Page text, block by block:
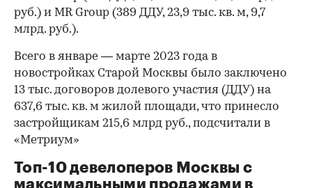
руб.) и MR Group (389 ДДУ, 23,9 тыс. кв. м, 9,7
млрд. руб.).
Всего в январе — марте 2023 года в
новостройках Старой Москвы было заключено
13 тыс. договоров долевого участия (ДДУ) на
637,6 тыс. кв. м жилой площади, что принесло
застройщикам 215,6 млрд руб., подсчитали в
«Метриум»
Топ-10 девелоперов Москвы с
максимальными продажами в